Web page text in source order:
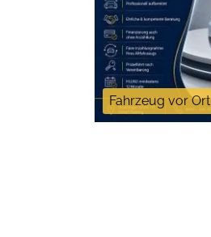
Fahrzeug vor Ort